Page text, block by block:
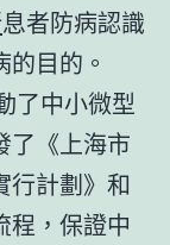
息者防病認識
目的。
了中小微型
了《上海市
行計劃》和
程，保證中